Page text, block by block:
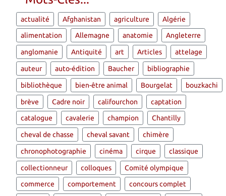
actualité Afghanistan agriculture Algérie
alimentation Allemagne anatomie Angleterre
anglomanie Antiquité art Articles attelage
auteur auto-édition Baucher bibliographie
bibliothèque bien-être animal Bourgelat bouzkachi
brève Cadre noir califourchon captation
catalogue cavalerie champion Chantilly
cheval de chasse cheval savant chimère
chronophotographie cinéma cirque classique
collectionneur colloques Comité olympique
commerce comportement concours complet